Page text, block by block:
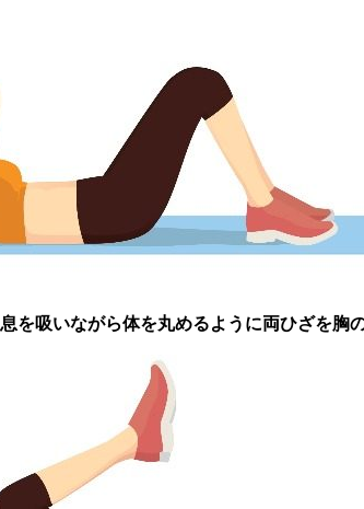
を吸いながら体を丸めるように両ひざを胸